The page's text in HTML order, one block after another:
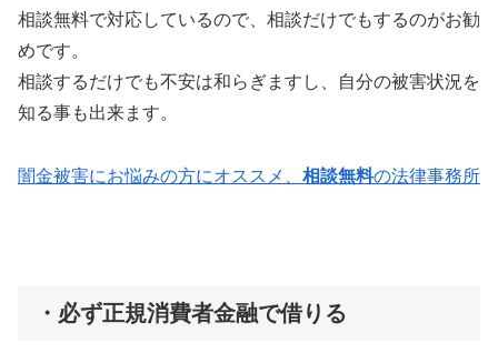
相談無料で対応しているので、相談だけでもするのがお勧
めです。
相談するだけでも不安は和らぎますし、自分の被害状況を
知る事も出来ます。
闇金被害にお悩みの方にオススメ、 相談無料の法律事務所
・必ず正規消費者金融で借りる